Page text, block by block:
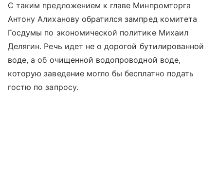
С таким предложением к главе Минпромторга
Антону Алиханову обратился зампред комитета
Госдумы по экономической политике Михаил
Делягин. Речь идет не о дорогой бутилированной
воде, а об очищенной водопроводной воде,
которую заведение могло бы бесплатно подать
гостю по запросу.